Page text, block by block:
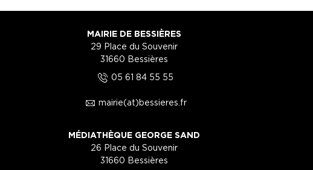
MAIRIE DE BESSIÈRES
29 Place du Souvenir
31660 Bessières
505 61 84 55 55
1 mairie(at)bessieres.fr
MÉDIATHÈQUE GEORGE SAND
26 Place du Souvenir
31660 Bessières